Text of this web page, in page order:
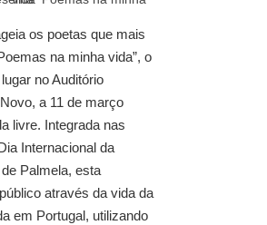
os poetas que mais
na minha vida”, o
no Auditório
a 11 de março
livre. Integrada nas
Internacional da
Palmela, esta
através da vida da
em Portugal, utilizando